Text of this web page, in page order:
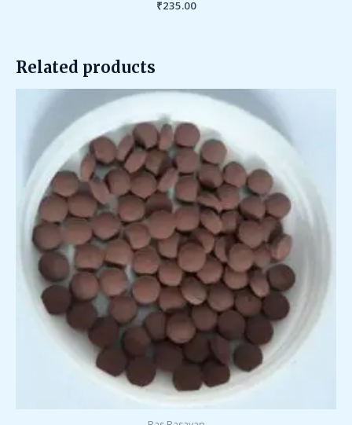
Rated
₹235.00
Related products